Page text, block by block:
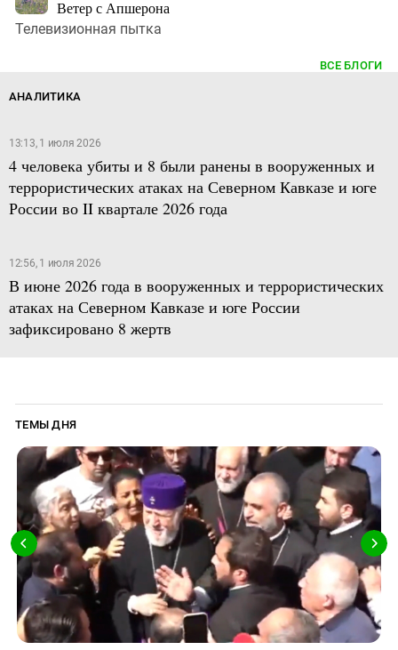
Ветер с Апшерона
Телевизионная пытка
ВСЕ БЛОГИ
АНАЛИТИКА
13:13, 1 июля 2026
4 человека убиты и 8 были ранены в вооруженных и
террористических атаках на Северном Кавказе и юге
России во II квартале 2026 года
12:56, 1 июля 2026
В июне 2026 года в вооруженных и террористических
атаках на Северном Кавказе и юге России
зафиксировано 8 жертв
ТЕМЫ ДНЯ